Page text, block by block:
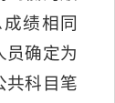
绩相同
员确定为
共科目笔